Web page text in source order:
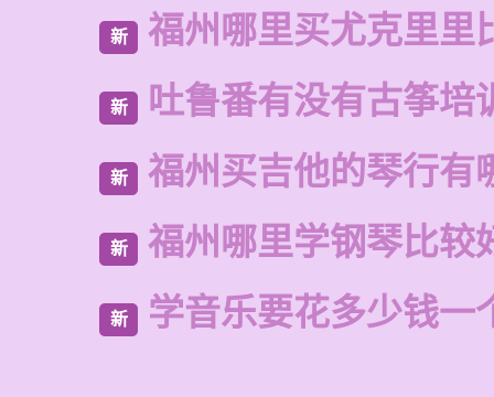
新 福州哪里买尤克里里
新 吐鲁番有没有古筝培
新 福州买吉他的琴行有
新 福州哪里学钢琴比较
新 学音乐要花多少钱一